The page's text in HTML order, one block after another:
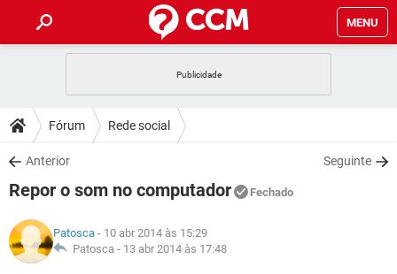
MENU
CELULAR
OUTLOOK
INSTAGRAM GMAIL
GUIA DE COMPRAS
DICAS
JOGOS
INSTAGRAM
GUIA DE COMPRAS
DOWNLOADS
JOGOS WHATSAPP
CELULAR
OUTLOOK EXCEL
FÓRUM
JOGOS
CELULAR
GLOSSÁRIO
Fórum Rede social
Anterior Seguinte
Repor o som no computador Fechado
Patosca - 10 abr 2014 às 15:29
Patosca - 13 abr 2014 às 17:48